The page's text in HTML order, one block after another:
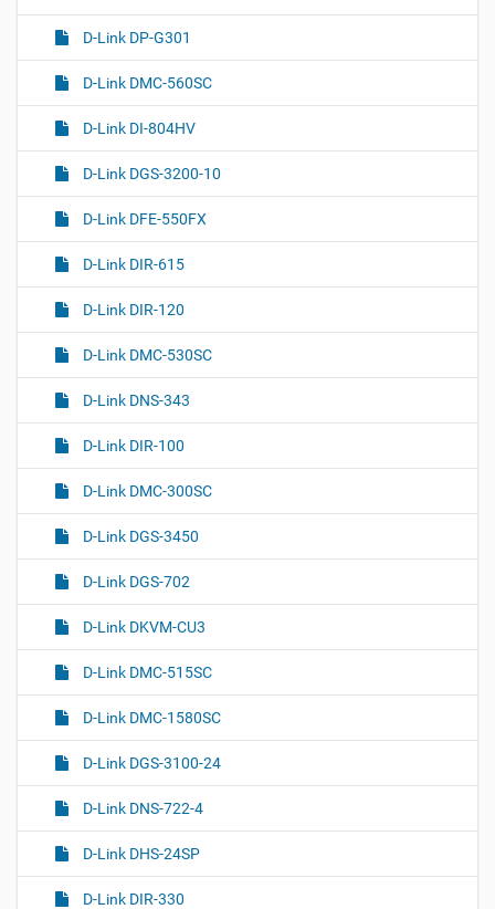
D-Link DP-G301
D-Link DMC-560SC
D-Link DI-804HV
D-Link DGS-3200-10
D-Link DFE-550FX
D-Link DIR-615
D-Link DIR-120
D-Link DMC-530SC
D-Link DNS-343
D-Link DIR-100
D-Link DMC-300SC
D-Link DGS-3450
D-Link DGS-702
D-Link DKVM-CU3
D-Link DMC-515SC
D-Link DMC-1580SC
D-Link DGS-3100-24
D-Link DNS-722-4
D-Link DHS-24SP
D-Link DIR-330